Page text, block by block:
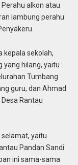
alkon atau
lambung perahu
kepala sekolah,
yang hilang, yaitu
Tumbang
guru, dan Ahmad
Rantau
yaitu
Pandan Sandi
ini sama-sama